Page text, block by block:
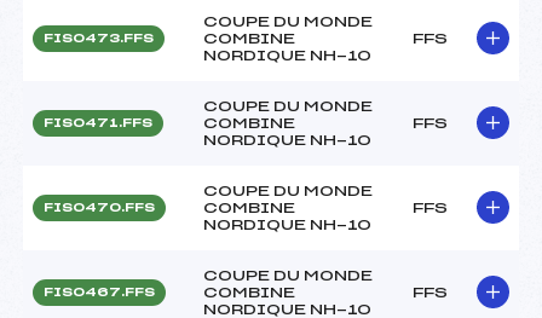
FIS0473.FFS
COUPE DU MONDE
COMBINE
NORDIQUE NH-10
FFS
FIS0471.FFS
COUPE DU MONDE
COMBINE
NORDIQUE NH-10
FFS
FIS0470.FFS
COUPE DU MONDE
COMBINE
NORDIQUE NH-10
FFS
FIS0467.FFS
COUPE DU MONDE
COMBINE
NORDIQUE NH-10
FFS